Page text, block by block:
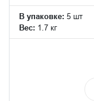
В упаковке: 5 шт
Вес: 1.7 кг